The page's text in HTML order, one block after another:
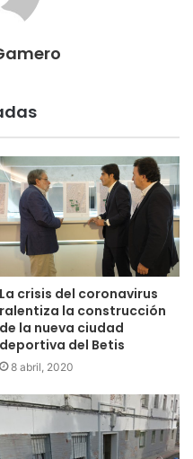
La crisis del coronavirus
ralentiza la construcción
de la nueva ciudad
deportiva del Betis
8 abril, 2020